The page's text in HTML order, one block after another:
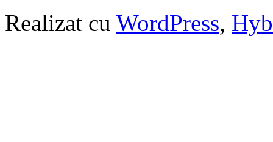
Realizat cu WordPress,